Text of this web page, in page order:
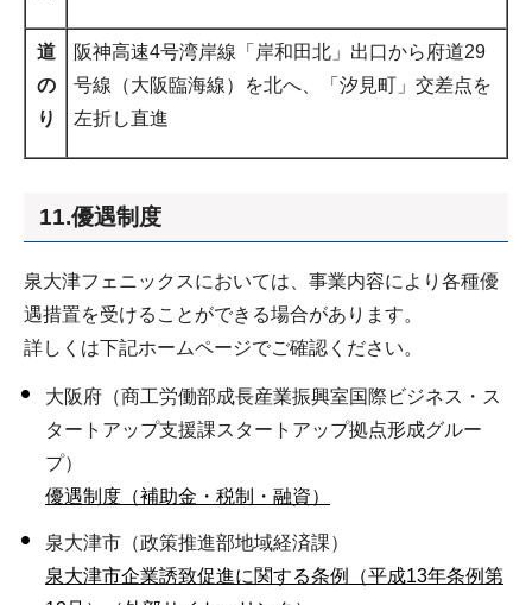
道
の
り
阪神高速4号湾岸線「岸和田北」出口から府道29
号線（大阪臨海線）を北へ、「汐見町」交差点を
左折し直進
11.優遇制度
泉大津フェニックスにおいては、事業内容により各種優
遇措置を受けることができる場合があります。
詳しくは下記ホームページでご確認ください。
大阪府（商工労働部成長産業振興室国際ビジネス・ス
タートアップ支援課スタートアップ拠点形成グルー
プ）
優遇制度（補助金・税制・融資）
泉大津市（政策推進部地域経済課）
泉大津市企業誘致促進に関する条例（平成13年条例第